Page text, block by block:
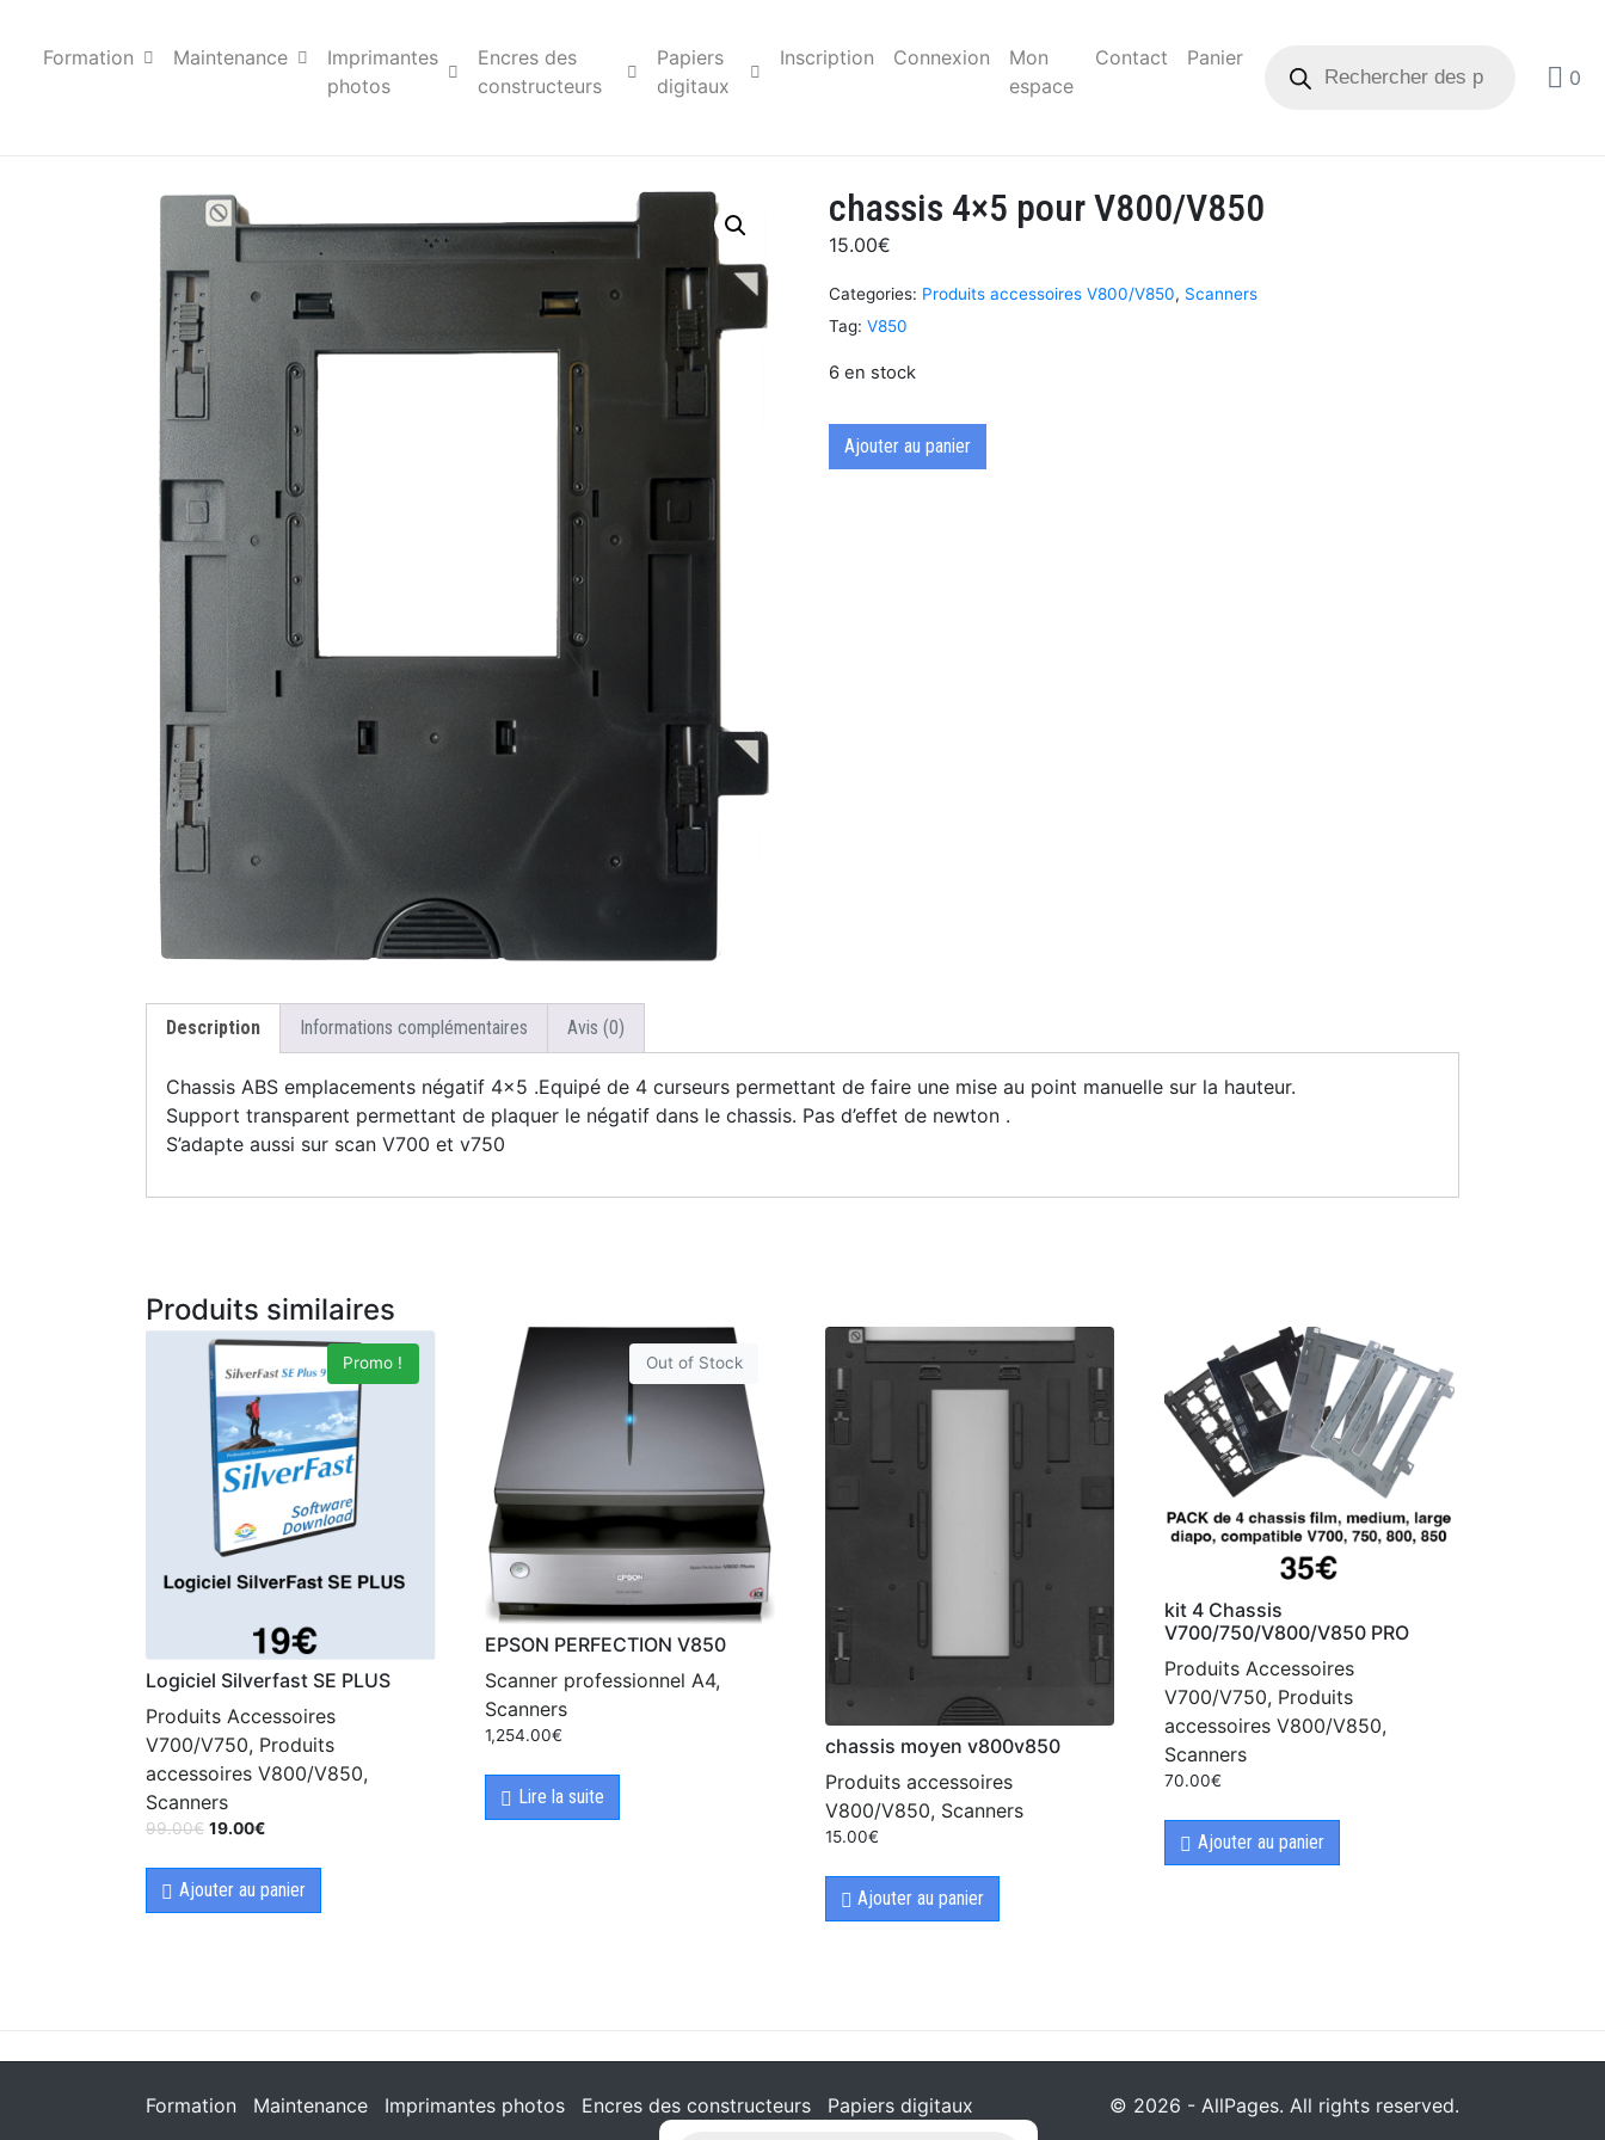
Formation Maintenance
Imprimantes
photos
Encres des
constructeurs
Papiers
digitaux
Inscription Connexion
Mon
espace
Contact
Panier
0
chassis 4×5 pour V800/V850
15.00€
Categories: Produits accessoires V800/V850, Scanners
Tag: V850
6 en stock
Ajouter au panier
Description Informations complémentaires Avis (0)
Chassis ABS emplacements négatif 4×5 .Equipé de 4 curseurs permettant de faire une mise au point manuelle sur la hauteur.
Support transparent permettant de plaquer le négatif dans le chassis. Pas d’effet de newton .
S’adapte aussi sur scan V700 et v750
Produits similaires
Promo !
Logiciel Silverfast SE PLUS
Produits Accessoires
V700/V750, Produits
accessoires V800/V850,
Scanners
99.00€ 19.00€
Ajouter au panier
Out of Stock
EPSON PERFECTION V850
Scanner professionnel A4,
Scanners
1,254.00€
Lire la suite
chassis moyen v800v850
Produits accessoires
V800/V850, Scanners
15.00€
Ajouter au panier
kit 4 Chassis
V700/750/V800/V850 PRO
Produits Accessoires
V700/V750, Produits
accessoires V800/V850,
Scanners
70.00€
Ajouter au panier
Formation Maintenance Imprimantes photos Encres des constructeurs Papiers digitaux © 2026 - AllPages. All rights reserved.